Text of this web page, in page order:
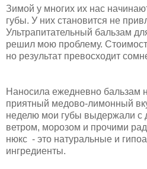
Зимой у многих их нас
губы. У них становится не
Ультрапитательный бальзам
решил мою проблему.
но результат превосходит
Наносила ежедневно бальзам
приятный медово-лимонный
неделю мои губы выдержали с
ветром, морозом и прочими
нюкс - это натуральные и
ингредиенты.